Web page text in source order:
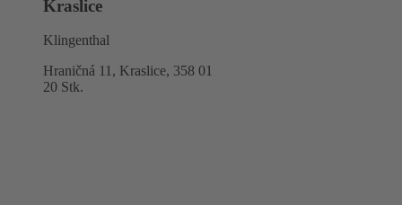
Kraslice
Klingenthal
Hraničná 11, Kraslice, 358 01
20 Stk.